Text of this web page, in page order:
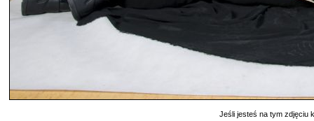
Jeśli jesteś na tym zdjęciu